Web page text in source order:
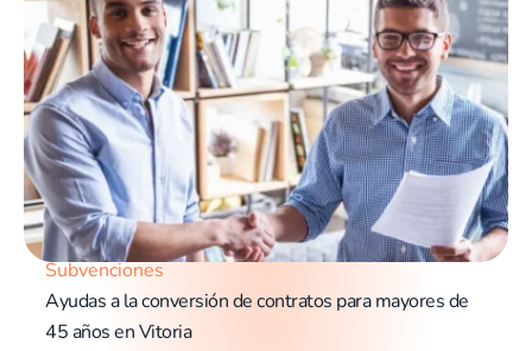
Subvenciones
Ayudas a la conversión de contratos para mayores de
45 años en Vitoria